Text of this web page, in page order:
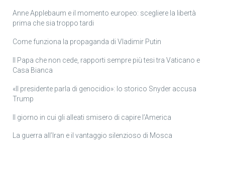
Anne Applebaum e il momento europeo: scegliere la libertà
prima che sia troppo tardi
Come funziona la propaganda di Vladimir Putin
Il Papa che non cede, rapporti sempre più tesi tra Vaticano e
Casa Bianca
«Il presidente parla di genocidio»: lo storico Snyder accusa
Trump
Il giorno in cui gli alleati smisero di capire l’America
La guerra all’Iran e il vantaggio silenzioso di Mosca